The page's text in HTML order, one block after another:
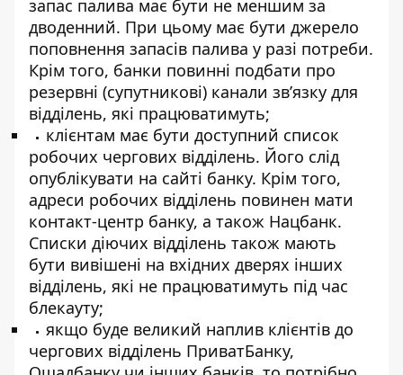
запас палива має бути не меншим за
дводенний. При цьому має бути джерело
поповнення запасів палива у разі потреби.
Крім того, банки повинні подбати про
резервні (супутникові) канали зв’язку для
відділень, які працюватимуть;
клієнтам має бути доступний список
робочих чергових відділень. Його слід
опублікувати на сайті банку. Крім того,
адреси робочих відділень повинен мати
контакт-центр банку, а також Нацбанк.
Списки діючих відділень також мають
бути вивішені на вхідних дверях інших
відділень, які не працюватимуть під час
блекауту;
якщо буде великий наплив клієнтів до
чергових відділень ПриватБанку,